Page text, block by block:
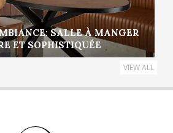
SALLE À MANGER
ET SOPHISTIQUÉE
VIEW ALL